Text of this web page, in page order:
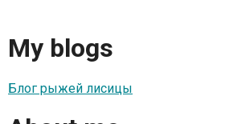
My blogs
Блог рыжей лисицы